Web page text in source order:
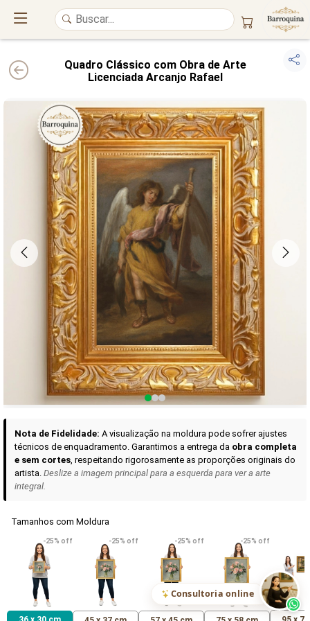
UM ATELIÊ 100% FINE ART
Trazemos a imponência dasmaiores obras de arte do mundo
alto padrão da sua casa. Nosso acervo reúne a genialidade degrandes
pintores renomados
, resgatandoartes reais
e o requinte inconfundível
das obras doséculo XIX . Produção artesanal em Canvas 100% Algodão
molduras em Madeira Maciçae impressão comPigmentação Mineral
QUALIDADE DE MUSEU GARANTIA ETERNA
Curadoria das Campanhas
A seleção de obras-primas apresentadas em nossos vídeos nas redes
sociais, reunidas aqui para sua apreciação.
VER DETALHES
Madona de Loreto
R$ 538,42
VER DETALHES
Narciso- caravaggio
R$ 365,92
VER
Maria
uma Rosa
R$ 365,92
Consultoria online
Quadro Clássico com Obra de Arte
Licenciada Arcanjo Rafael
Nota de Fidelidade: A visualização na moldura pode sofrer ajustes
técnicos de enquadramento. Garantimos a entrega da obra completa
e sem cortes, respeitando rigorosamente as proporções originais do
artista. Deslize a imagem principal para a esquerda para ver a arte
integral.
Tamanhos com Moldura
-25% off -25% off -25% off -25% off